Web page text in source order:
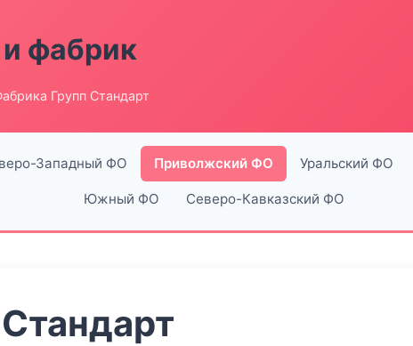
фабрик
Групп Стандарт
Западный ФО Приволжский ФО Уральский ФО
Южный ФО Северо-Кавказский ФО